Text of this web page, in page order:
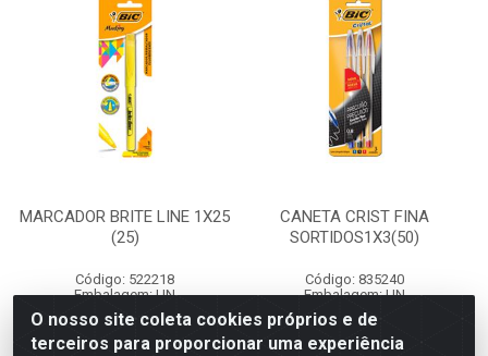
MARCADOR BRITE LINE 1X25
(25)
Código: 522218
Embalagem: UN
CANETA CRIST FINA
SORTIDOS1X3(50)
Código: 835240
Embalagem: UN
O nosso site coleta cookies próprios e de
terceiros para proporcionar uma experiência